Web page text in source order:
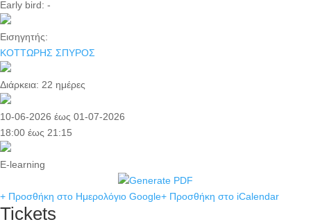
Early bird: -
Εισηγητής:
ΚΟΤΤΩΡΗΣ ΣΠΥΡΟΣ
Διάρκεια: 22 ημέρες
10-06-2026 έως 01-07-2026
18:00 έως 21:15
E-learning
+ Προσθήκη στο Ημερολόγιο Google+ Προσθήκη στο iCalendar
Tickets